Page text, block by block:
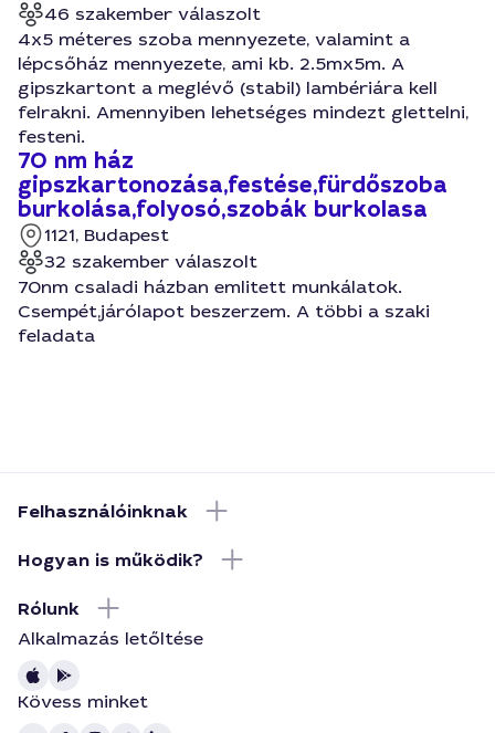
46 szakember válaszolt
4x5 méteres szoba mennyezete, valamint a
lépcsőház mennyezete, ami kb. 2.5mx5m. A
gipszkartont a meglévő (stabil) lambériára kell
felrakni. Amennyiben lehetséges mindezt glettelni,
festeni.
70 nm ház
gipszkartonozása,festése,fürdőszoba
burkolása,folyosó,szobák burkolasa
1121, Budapest
32 szakember válaszolt
70nm csaladi házban emlitett munkálatok.
Csempét,járólapot beszerzem. A többi a szaki
feladata
Felhasználóinknak
Hogyan is működik?
Rólunk
Alkalmazás letőltése
Kövess minket